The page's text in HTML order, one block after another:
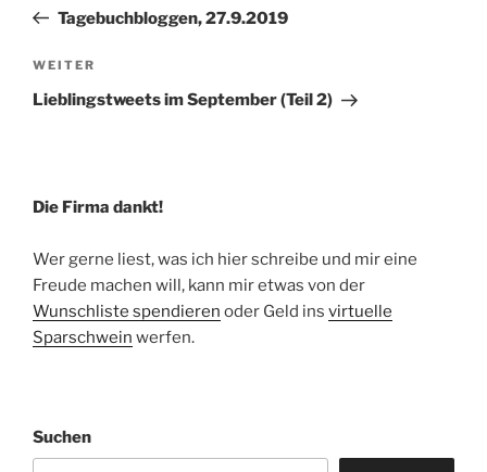
Beitrag
Tagebuchbloggen, 27.9.2019
Nächster
Beitrag
WEITER
Lieblingstweets im September (Teil 2)
Die Firma dankt!
Wer gerne liest, was ich hier schreibe und mir eine
Freude machen will, kann mir etwas von der
Wunschliste spendieren oder Geld ins virtuelle
Sparschwein werfen.
Suchen